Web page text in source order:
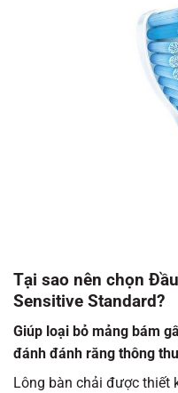
Tại sao nên chọn
Sensitive Standard?
Giúp loại bỏ mảng bám
đánh đánh răng thông
Lông bàn chải được thiết